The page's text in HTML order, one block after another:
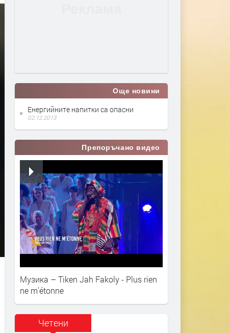
Още новини
Енергийните напитки са опасни
02.12.2013
Препоръчано видео
Музика – Tiken Jah Fakoly - Plus rien
ne m'étonne
Четени